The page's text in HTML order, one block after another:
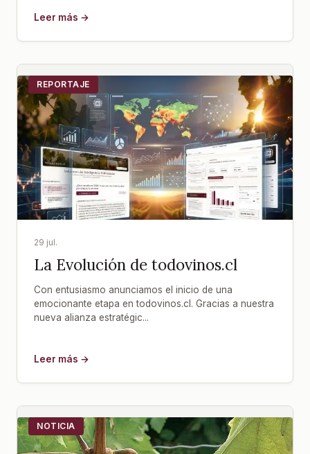
Leer más →
REPORTAJE
29 jul.
La Evolución de todovinos.cl
Con entusiasmo anunciamos el inicio de una
emocionante etapa en todovinos.cl. Gracias a nuestra
nueva alianza estratégic...
Leer más →
NOTICIA